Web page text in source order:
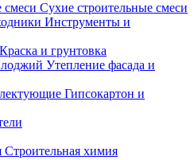
Сухие строительные смеси
Инструменты и
Краска и грунтовка
Утепление фасада и
Гипсокартон и
Строительная химия